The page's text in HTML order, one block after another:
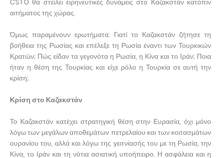
CSTO θα στείλει ειρηνευτικές δυνάμεις στο Καζακστάν κατόπιν
αιτήματος της χώρας.
Όμως παραμένουν ερωτήματα: Γιατί το Καζακστάν ζήτησε τη
βοήθεια της Ρωσίας και επέλεξε τη Ρωσία έναντι των Τουρκικών
Κρατών; Πώς είδαν τα γεγονότα η Ρωσία, η Κίνα και το Ιράν; Ποια
ήταν η θέση της Τουρκίας και είχε ρόλο η Τουρκία σε αυτή την
κρίση;
Κρίση στο Καζακστάν
Το Καζακστάν κατέχει στρατηγική θέση στην Ευρασία, όχι μόνο
λόγω των μεγάλων αποθεμάτων πετρελαίου και των κοιτασμάτων
ουρανίου του, αλλά και λόγω της γειτνίασής του με τη Ρωσία, την
Κίνα, το Ιράν και τη νότια ασιατική υποήπειρο. Η ασφάλεια και η